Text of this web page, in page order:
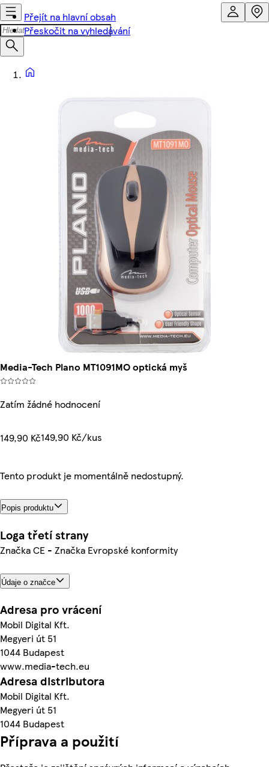
Přejít na hlavní obsah
Přeskočit na vyhledávání
Media-Tech Plano MT1091MO optická myš
Zatím žádné hodnocení
149,90 Kč149,90 Kč/kus
Tento produkt je momentálně nedostupný.
Popis produktu
Loga třetí strany
Značka CE - Značka Evropské konformity
Údaje o značce
Adresa pro vrácení
Mobil Digital Kft.
Megyeri út 51
1044 Budapest
www.media-tech.eu
Adresa distributora
Mobil Digital Kft.
Megyeri út 51
1044 Budapest
Příprava a použití